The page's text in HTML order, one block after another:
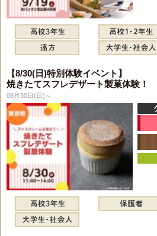
【8/30(日)特別体験イベント】
焼きたてスフレデザート製菓体験！
08月30日(日)～